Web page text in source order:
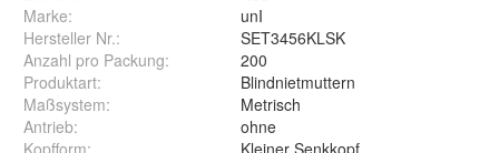
Marke:
unI
Hersteller Nr.:
SET3456KLSK
Anzahl pro Packung:
200
Produktart:
Blindnietmuttern
Maßsystem:
Metrisch
Antrieb:
ohne
Kopfform:
Kleiner Senkkopf